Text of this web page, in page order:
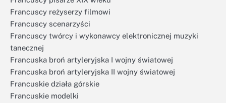
Francuscy reżyserzy filmowi
Francuscy scenarzyści
Francuscy twórcy i wykonawcy elektronicznej muzyki
tanecznej
Francuska broń artyleryjska I wojny światowej
Francuska broń artyleryjska II wojny światowej
Francuskie działa górskie
Francuskie modelki